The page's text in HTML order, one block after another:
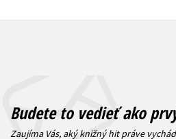
Budete to vedieť ako
Zaujíma Vás, aký knižný hit práve